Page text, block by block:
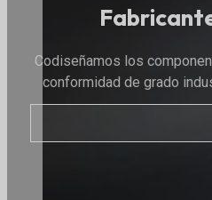
Codiseñamos los
conformidad de grado